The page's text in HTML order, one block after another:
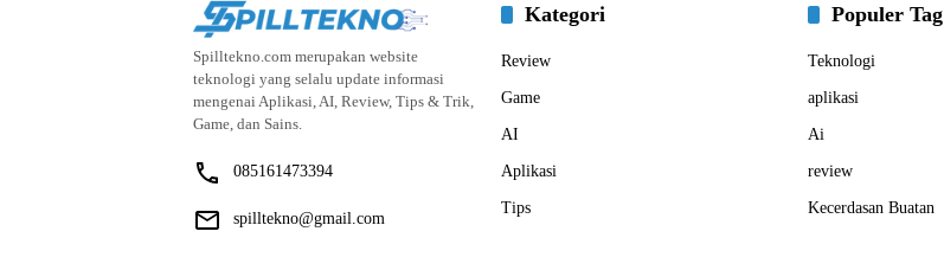
Spilltekno.com merupakan website
teknologi yang selalu update informasi
mengenai Aplikasi, AI, Review, Tips & Trik,
Game, dan Sains.
085161473394
spilltekno@gmail.com
Kategori
Review
Game
AI
Aplikasi
Tips
Populer Tag
Teknologi
aplikasi
Ai
review
Kecerdasan Buatan